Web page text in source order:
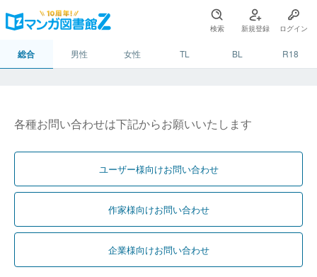
検索 新規登録 ログイン
総合 男性 女性 TL BL R18
各種お問い合わせは下記からお願いいたします
ユーザー様向けお問い合わせ
作家様向けお問い合わせ
企業様向けお問い合わせ